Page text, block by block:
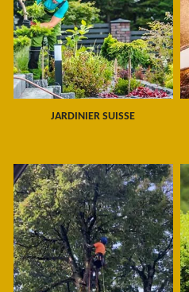
JARDINIER SUISSE